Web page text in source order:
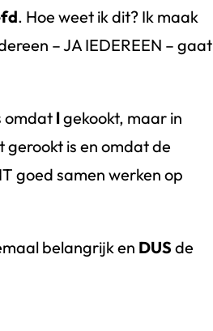
. Hoe weet ik dit? Ik maak
– JA IEDEREEN – gaat
omdat lgekookt, maar in
gerookt is en omdat de
goed samen werken op
belangrijk en DUS de